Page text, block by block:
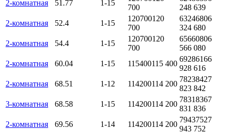
2-комнатная
51.77 1-15
700
248 639
2-комнатная
52.4 1-15
120700120
700
63246806
324 680
2-комнатная
54.4 1-15
120700120
700
65660806
566 080
2-комнатная
60.04 1-15 115400115 400
69286166
928 616
2-комнатная
68.51 1-12 114200114 200
78238427
823 842
3-комнатная
68.58 1-15 114200114 200
78318367
831 836
2-комнатная
69.56 1-14 114200114 200
79437527
943 752